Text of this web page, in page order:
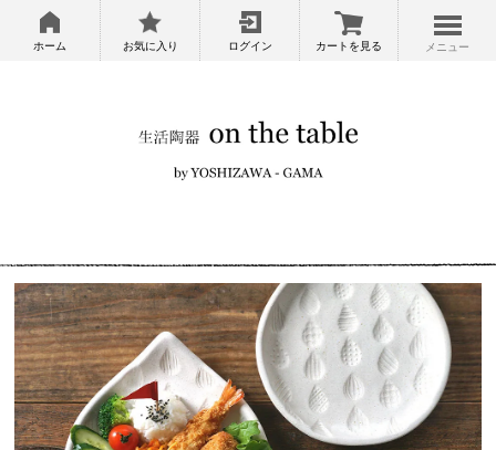
ホーム お気に入り ログイン カートを見る メニュー